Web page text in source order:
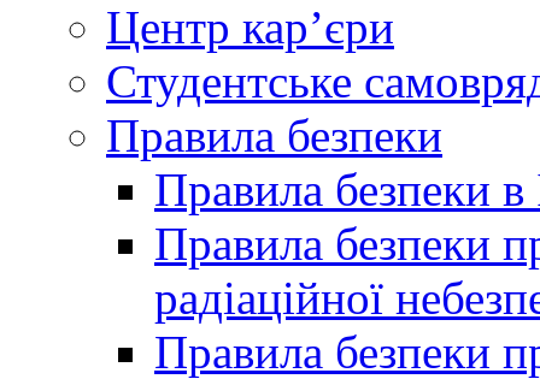
Центр кар’єри
Студентське
Правила безпеки
Правила безпеки в
Правила безпеки
радіаційної
Правила безпеки